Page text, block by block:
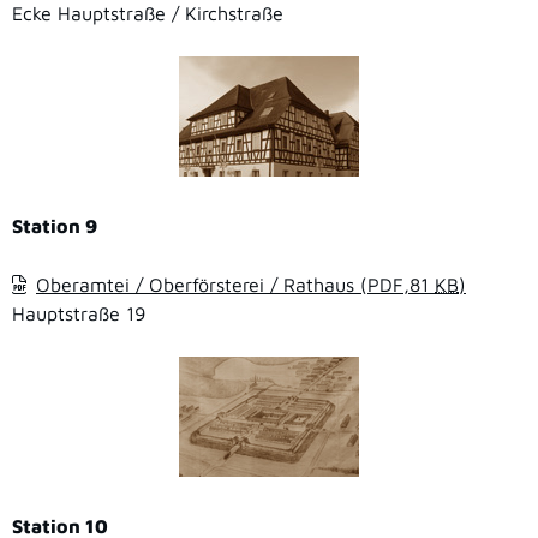
Ecke Hauptstraße / Kirchstraße
Station 9
Oberamtei / Oberförsterei / Rathaus (PDF,81 KB)
Hauptstraße 19
Station 10